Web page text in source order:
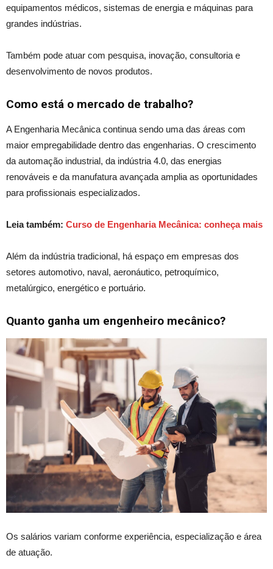
equipamentos médicos, sistemas de energia e máquinas para
grandes indústrias.
Também pode atuar com pesquisa, inovação, consultoria e
desenvolvimento de novos produtos.
Como está o mercado de trabalho?
A Engenharia Mecânica continua sendo uma das áreas com
maior empregabilidade dentro das engenharias. O crescimento
da automação industrial, da indústria 4.0, das energias
renováveis e da manufatura avançada amplia as oportunidades
para profissionais especializados.
Leia também: Curso de Engenharia Mecânica: conheça mais
Além da indústria tradicional, há espaço em empresas dos
setores automotivo, naval, aeronáutico, petroquímico,
metalúrgico, energético e portuário.
Quanto ganha um engenheiro mecânico?
Os salários variam conforme experiência, especialização e área
de atuação.